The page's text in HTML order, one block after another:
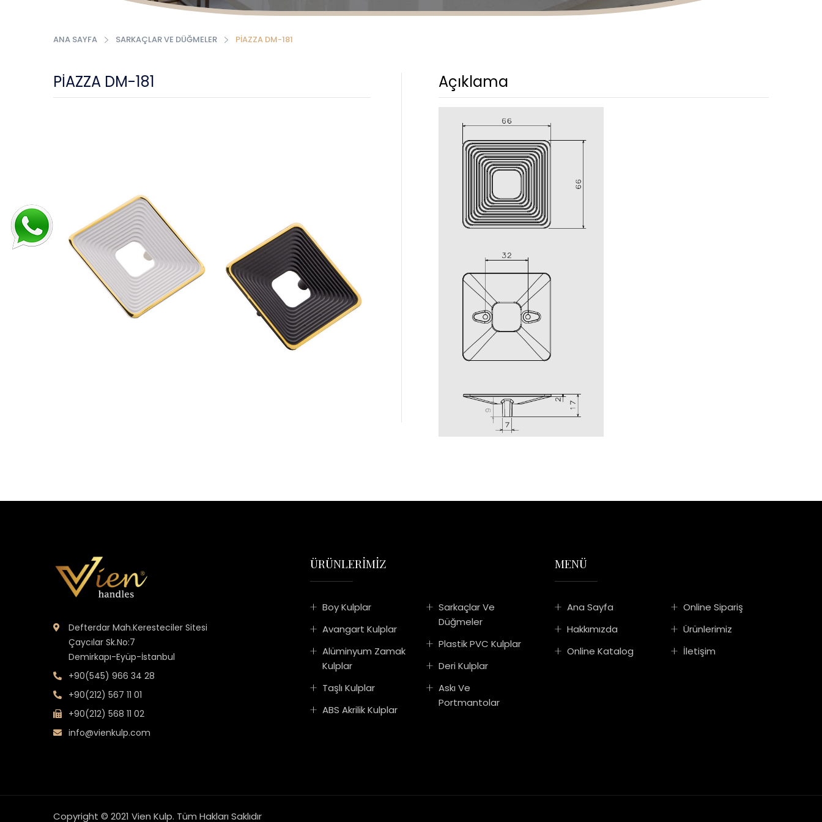
ANA SAYFA SARKAÇLAR VE DÜĞMELER PİAZZA DM-181
PİAZZA DM-181 Açıklama
Defterdar Mah.Keresteciler Sitesi
Çaycılar Sk.No:7
Demirkapı-Eyüp-İstanbul
+90(545) 966 34 28
+90(212) 567 11 01
+90(212) 568 11 02
info@vienkulp.com
ÜRÜNLERİMİZ
Boy Kulplar
Avangart Kulplar
Alüminyum Zamak
Kulplar
Taşlı Kulplar
ABS Akrilik Kulplar
Sarkaçlar Ve
Düğmeler
Plastik PVC Kulplar
Deri Kulplar
Askı Ve
Portmantolar
MENÜ
Ana Sayfa
Hakkımızda
Online Katalog
Online Sipariş
Ürünlerimiz
İletişim
Copyright © 2021 Vien Kulp. Tüm Hakları Saklıdır